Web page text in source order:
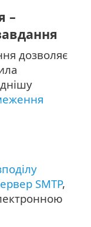
–
дозволяє
SMTP,